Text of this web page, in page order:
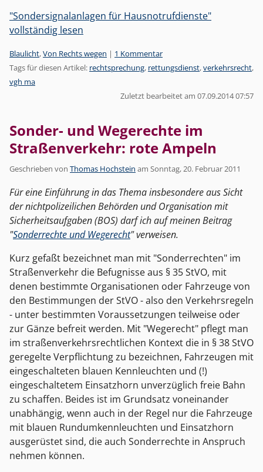
"Sondersignalanlagen für Hausnotrufdienste"
vollständig lesen
Kategorien:
Blaulicht,Von Rechts wegen | 1 Kommentar
Tags für diesen Artikel: rechtsprechung, rettungsdienst,verkehrsrecht,
vgh ma
Zuletzt bearbeitet am 07.09.2014 07:57
Sonder- und Wegerechte im
Straßenverkehr: rote Ampeln
Geschrieben von Thomas Hochstein am Sonntag, 20. Februar 2011
Für eine Einführung in das Thema insbesondere aus Sicht
der nichtpolizeilichen Behörden und Organisation mit
Sicherheitsaufgaben (BOS) darf ich auf meinen Beitrag
"Sonderrechte und Wegerecht" verweisen.
Kurz gefaßt bezeichnet man mit "Sonderrechten" im
Straßenverkehr die Befugnisse aus § 35 StVO, mit
denen bestimmte Organisationen oder Fahrzeuge von
den Bestimmungen der StVO - also den Verkehrsregeln
- unter bestimmten Voraussetzungen teilweise oder
zur Gänze befreit werden. Mit "Wegerecht" pflegt man
im straßenverkehrsrechtlichen Kontext die in § 38 StVO
geregelte Verpflichtung zu bezeichnen, Fahrzeugen mit
eingeschalteten blauen Kennleuchten und (!)
eingeschaltetem Einsatzhorn unverzüglich freie Bahn
zu schaffen. Beides ist im Grundsatz voneinander
unabhängig, wenn auch in der Regel nur die Fahrzeuge
mit blauen Rundumkennleuchten und Einsatzhorn
ausgerüstet sind, die auch Sonderrechte in Anspruch
nehmen können.